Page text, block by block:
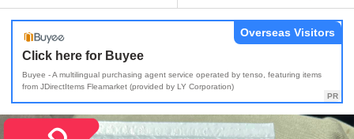
Click here for Buyee
Buyee - A multilingual purchasing agent service operated by tenso, featuring items
from JDirectItems Fleamarket (provided by LY Corporation)
Overseas Visitors